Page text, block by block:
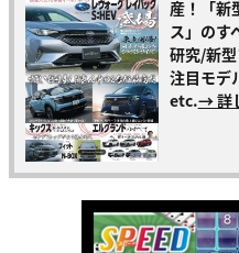
産！「新
ス」のす
研究/新
注目モデ
etc.→ 詳